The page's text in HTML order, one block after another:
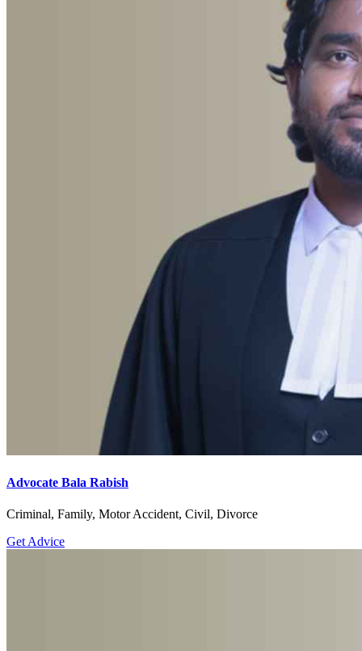
Advocate Bala Rabish
Criminal, Family, Motor Accident, Civil, Divorce
Get Advice